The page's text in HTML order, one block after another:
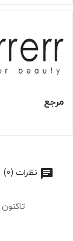
مرجع
نظرات (0)